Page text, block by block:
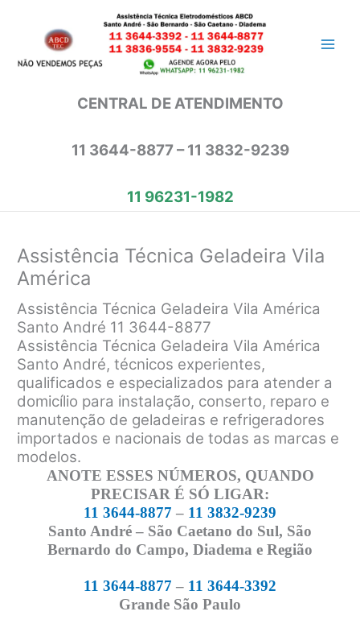
conteúdo
CENTRAL DE ATENDIMENTO
11 3644-8877 – 11 3832-9239
11 96231-1982
Assistência Técnica Geladeira Vila
América
Assistência Técnica Geladeira Vila América
Santo André 11 3644-8877
Assistência Técnica Geladeira Vila América
Santo André, técnicos experientes,
qualificados e especializados para atender a
domicílio para instalação, conserto, reparo e
manutenção de geladeiras e refrigeradores
importados e nacionais de todas as marcas e
modelos.
ANOTE ESSES NÚMEROS, QUANDO
PRECISAR É SÓ LIGAR:
11 3644-8877 – 11 3832-9239
Santo André – São Caetano do Sul, São
Bernardo do Campo, Diadema e Região
11 3644-8877 – 11 3644-3392
Grande São Paulo